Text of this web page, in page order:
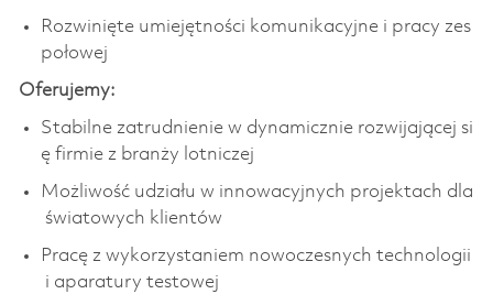
Rozwinięte umiejętności komunikacyjne i pracy zes
połowej
Oferujemy:
Stabilne zatrudnienie w dynamicznie rozwijającej si
ę firmie z branży lotniczej
Możliwość udziału w innowacyjnych projektach dla
światowych klientów
Pracę z wykorzystaniem nowoczesnych technologii
i aparatury testowej